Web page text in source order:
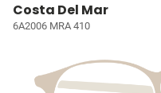
Costa Del Mar
6A2006 MRA 410